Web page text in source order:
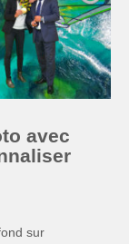
avec
sur